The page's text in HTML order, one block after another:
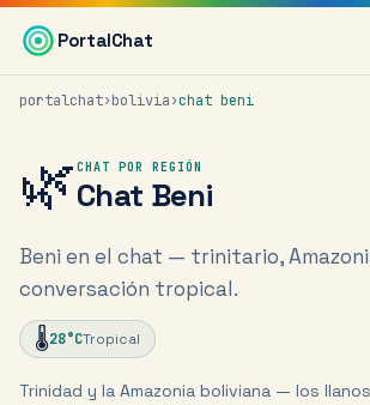
Saltar al contenido principal
PortalChat
portalchat›bolivia›chat beni
🌿 CHAT POR REGIÓN
Chat Beni
Beni en el chat — trinitario,
conversación tropical.
🌡️28°CTropical
Trinidad y la Amazonia boliviana — los